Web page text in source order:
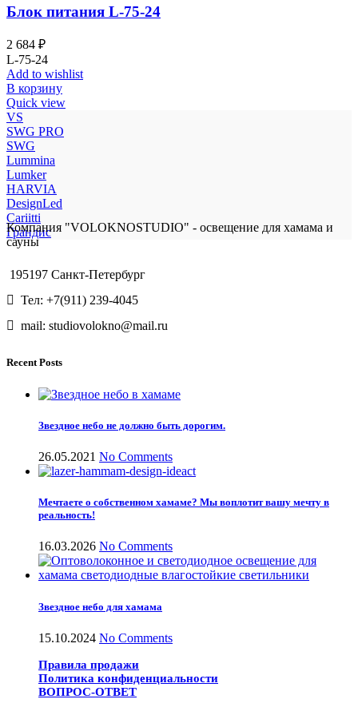
Блок питания L-75-24
2 684 ₽
L-75-24
Add to wishlist
В корзину
Quick view
VS
SWG PRO
SWG
Lummina
Lumker
HARVIA
DesignLed
Cariitti
Грандис
Компания "VOLOKNOSTUDIO" - освещение для хамама и
сауны
195197 Санкт-Петербург
Тел: +7(911) 239-4045
mail: studiovolokno@mail.ru
Recent Posts
Звездное небо не должно быть дорогим.
26.05.2021 No Comments
Мечтаете о собственном хамаме? Мы воплотит вашу мечту в
реальность!
16.03.2026 No Comments
Звездное небо для хамама
15.10.2024 No Comments
Правила продажи
Политика конфиденциальности
ВОПРОС-ОТВЕТ